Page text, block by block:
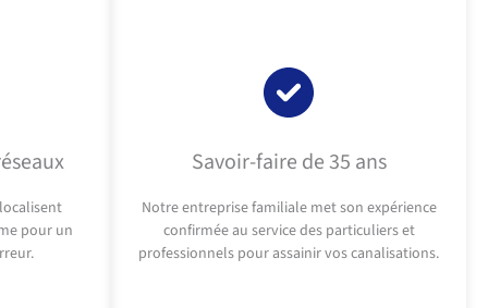
pour un
Savoir-faire de 35 ans
Notre entreprise familiale met son expérience
confirmée au service des particuliers et
professionnels pour assainir vos canalisations.